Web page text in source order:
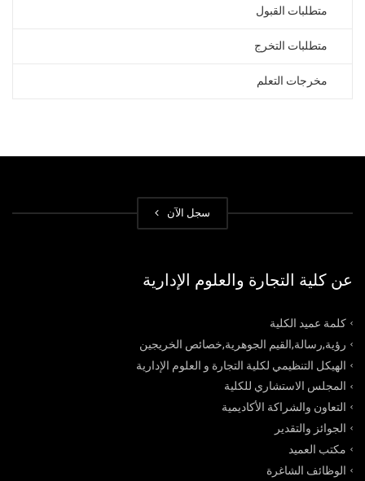
متطلبات القبول
متطلبات التخرج
مخرجات التعلم
سجل الآن
عن كلية التجارة والعلوم الإدارية
كلمة عميد الكلية
رؤية,رسالة,القيم الجوهرية,خصائص الخريجين
الهيكل التنظيمي لكلية التجارة و العلوم الإدارية
المجلس الاستشاري للكلية
التعاون والشراكة الأكاديمية
الجوائز والتقدير
مكتب العميد
الوظائف الشاغرة